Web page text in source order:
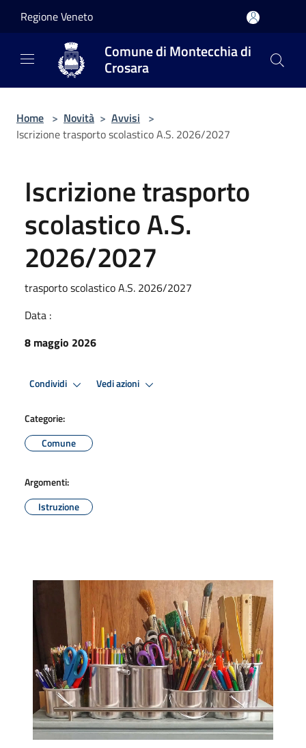
Regione Veneto
Comune di Montecchia di
Crosara
Home > Novità > Avvisi >
Iscrizione trasporto scolastico A.S. 2026/2027
Iscrizione trasporto
scolastico A.S.
2026/2027
trasporto scolastico A.S. 2026/2027
Data :
8 maggio 2026
Condividi Vedi azioni
Categorie:
Comune
Argomenti:
Istruzione